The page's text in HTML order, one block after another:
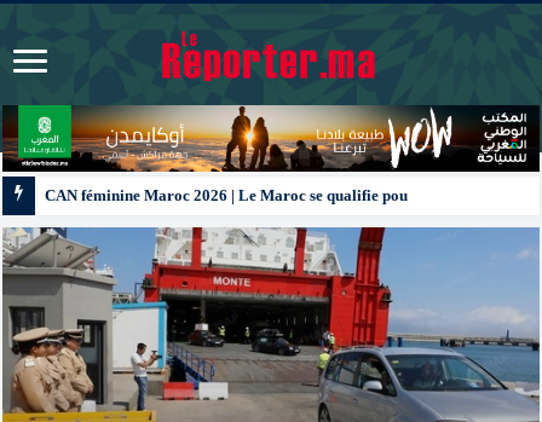
CAN féminine Maroc 2026 | Le Maroc se qualifie pour les quarts après un nul